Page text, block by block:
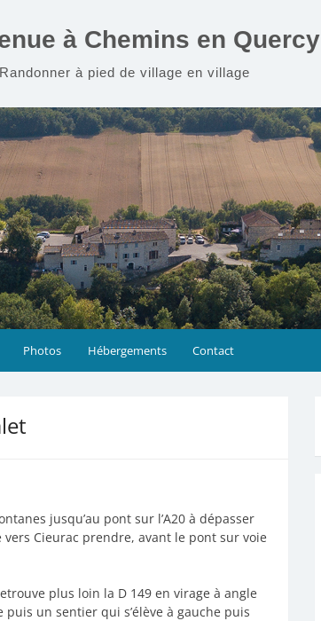
à Chemins en Quercy
Randonner à pied de village en village
Photos Hébergements Contact
jusqu’au pont sur l’A20 à dépasser
vers Cieurac prendre, avant le pont sur voie
plus loin la D 149 en virage à angle
puis un sentier qui s’élève à gauche puis